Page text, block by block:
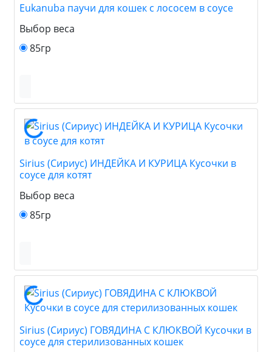
Eukanuba паучи для кошек с лососем в соусе
Выбор веса
85гр
Sirius (Сириус) ИНДЕЙКА И КУРИЦА Кусочки в
соусе для котят
Выбор веса
85гр
Sirius (Сириус) ГОВЯДИНА С КЛЮКВОЙ Кусочки в
соусе для стерилизованных кошек